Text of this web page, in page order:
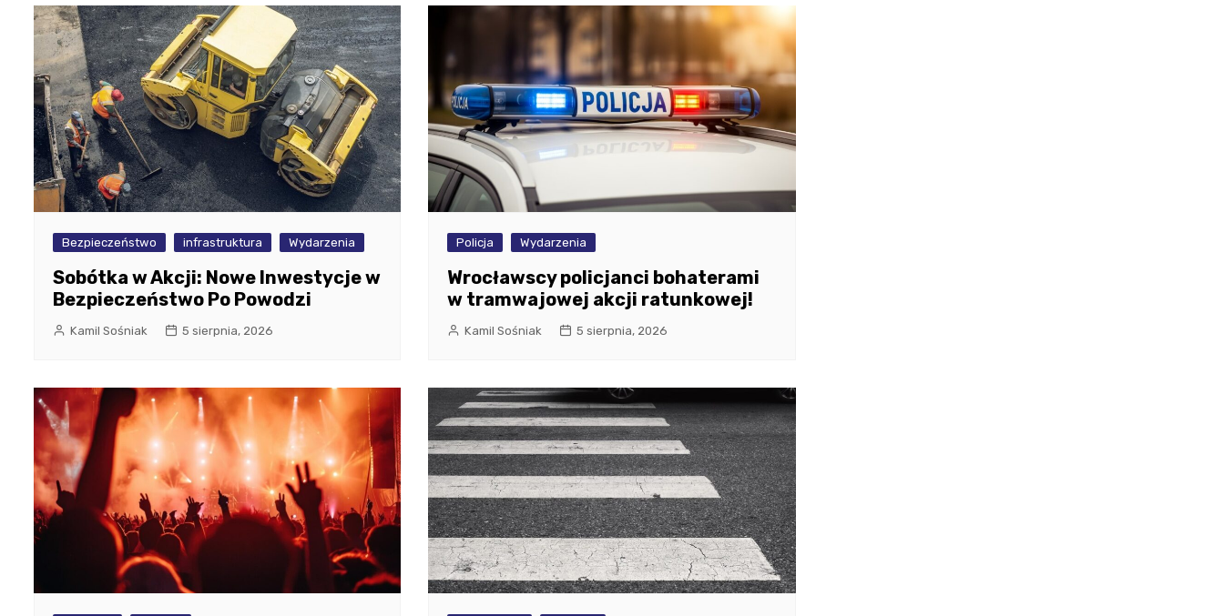
Bezpieczeństwo infrastruktura Wydarzenia
Sobótka w Akcji: Nowe Inwestycje w
Bezpieczeństwo Po Powodzi
Kamil Sośniak 5 sierpnia, 2026
Policja Wydarzenia
Wrocławscy policjanci bohaterami
w tramwajowej akcji ratunkowej!
Kamil Sośniak 5 sierpnia, 2026